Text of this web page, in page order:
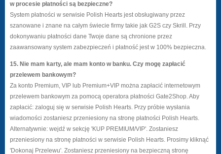
w procesie płatności są bezpieczne?
System płatności w serwisie Polish Hearts jest obsługiwany przez
szanowane i znane na całym świecie firmy takie jak G2S czy Skrill. Przy
dokonywaniu płatności dane Twoje dane są chronione przez
zaawansowany system zabezpieczeń i płatność jest w 100% bezpieczna.
15. Nie mam karty, ale mam konto w banku. Czy mogę zapłacić
przelewem bankowym?
Za konto Premium, VIP lub Premium+VIP można zapłacić internetowym
przelewem bankowym za pomocą operatora płatności Gate2Shop. Aby
zapłacić: zaloguj się w serwisie Polish Hearts. Przy próbie wysłania
wiadomości zostaniesz przeniesiony na stronę płatności Polish Hearts.
Alternatywnie: wejdź w sekcję 'KUP PREMIUM/VIP'. Zostaniesz
przeniesiony na stronę płatności w serwisie Polish Hearts. Prosimy kliknąć
'Dokonaj Przelewu'. Zostaniesz przeniesiony na bezpieczną stronę